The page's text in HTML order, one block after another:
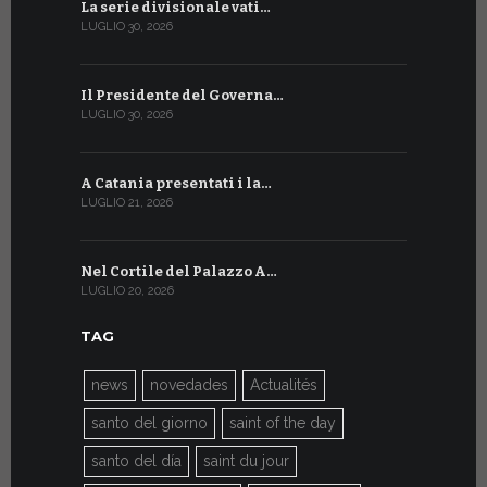
La serie divisionale vati…
LUGLIO 30, 2026
Il Presidente del Governa…
LUGLIO 30, 2026
A Catania presentati i la…
LUGLIO 21, 2026
Nel Cortile del Palazzo A…
LUGLIO 20, 2026
TAG
news novedades Actualités
santo del giorno saint of the day
santo del día saint du jour